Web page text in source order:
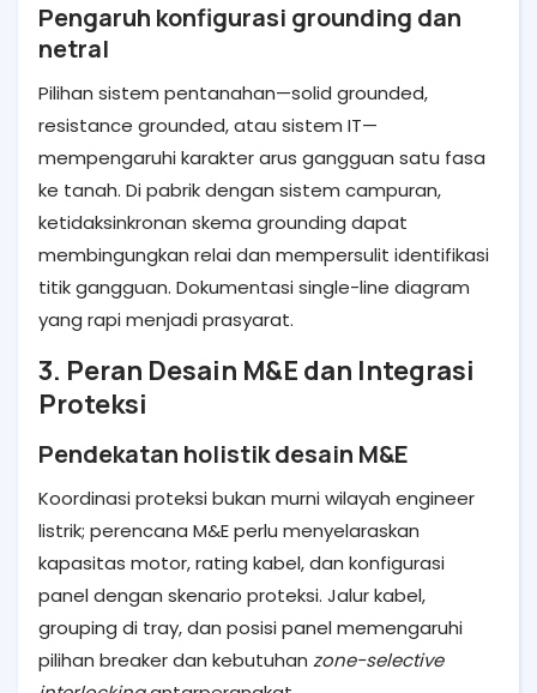
Pengaruh konfigurasi grounding dan
netral
Pilihan sistem pentanahan—solid grounded,
resistance grounded, atau sistem IT—
mempengaruhi karakter arus gangguan satu fasa
ke tanah. Di pabrik dengan sistem campuran,
ketidaksinkronan skema grounding dapat
membingungkan relai dan mempersulit identifikasi
titik gangguan. Dokumentasi single-line diagram
yang rapi menjadi prasyarat.
3. Peran Desain M&E dan Integrasi
Proteksi
Pendekatan holistik desain M&E
Koordinasi proteksi bukan murni wilayah engineer
listrik; perencana M&E perlu menyelaraskan
kapasitas motor, rating kabel, dan konfigurasi
panel dengan skenario proteksi. Jalur kabel,
grouping di tray, dan posisi panel memengaruhi
pilihan breaker dan kebutuhan zone-selective